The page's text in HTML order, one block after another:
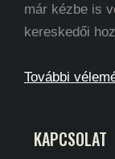
már kézbe is
kereskedői
További
KAPCSOLAT